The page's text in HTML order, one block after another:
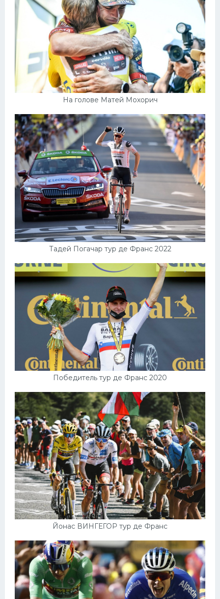
На голове Матей Мохорич
Тадей Погачар тур де Франс 2022
Победитель тур де Франс 2020
Йонас ВИНГЕГОР тур де Франс